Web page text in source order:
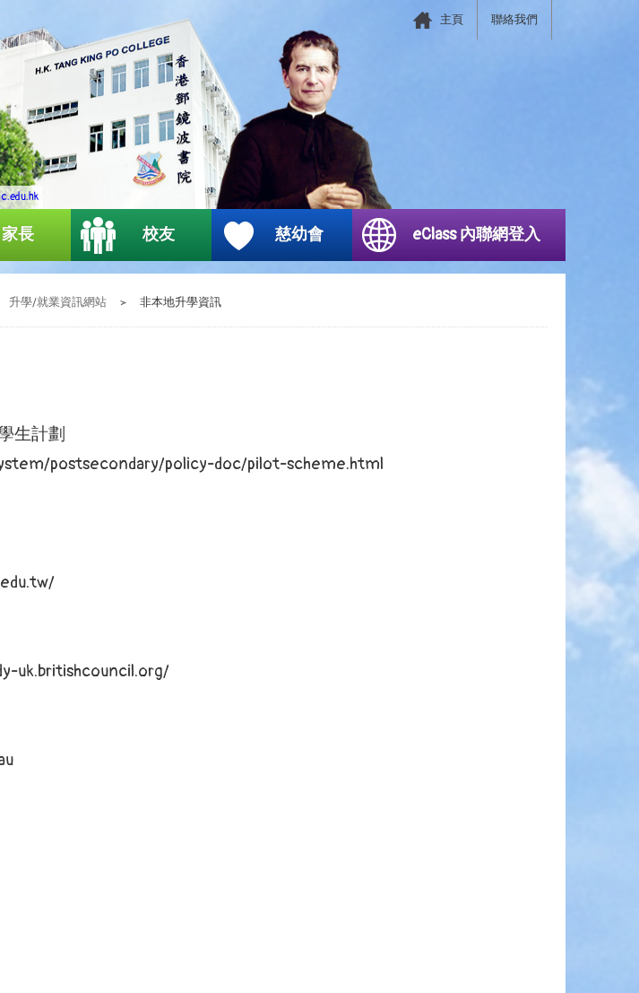
聯絡我們
主頁
家長 校友 慈幼會 eClass 內聯網登入
升學/就業資訊網站 > 非本地升學資訊
生計劃
postsecondary/policy-doc/pilot-scheme.html
uk.britishcouncil.org/